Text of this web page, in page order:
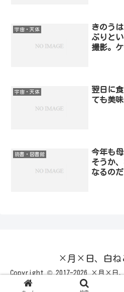
宇宙・天体
きのう
ぶりと
撮影。
宇宙・天体
翌日に
ても美
読書・図書館
今年も
そうか
なるの
×月×日、白ね
Copyright © 2017-2026 ×月×日